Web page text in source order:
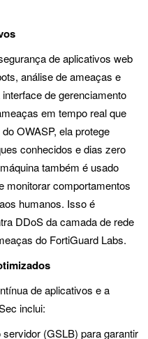
de aplicativos web
análise de ameaças e
de gerenciamento
em tempo real que
OWASP, ela protege
conhecidos e dias zero
também é usado
monitorar comportamentos
humanos. Isso é
DDoS da camada de rede
do FortiGuard Labs.
de aplicativos e a
inclui:
(GSLB) para garantir